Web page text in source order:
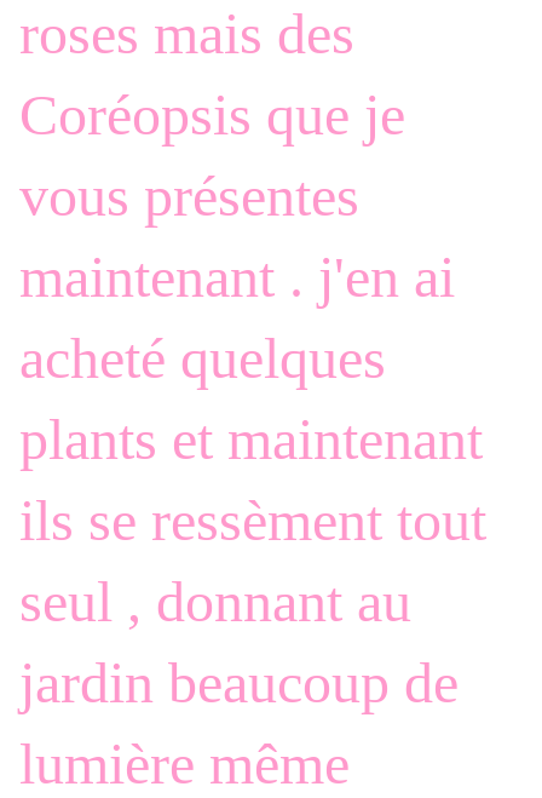
roses mais des
Coréopsis que je
vous présentes
maintenant . j'en ai
acheté quelques
plants et maintenant
ils se ressèment tout
seul , donnant au
jardin beaucoup de
lumière même